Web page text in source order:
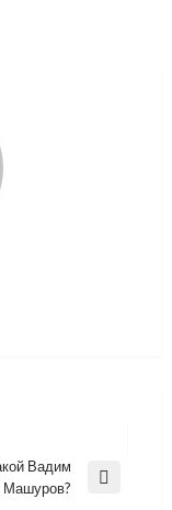
Вадим
Машуров?